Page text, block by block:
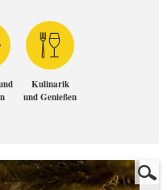
Kulinarik
und Genießen